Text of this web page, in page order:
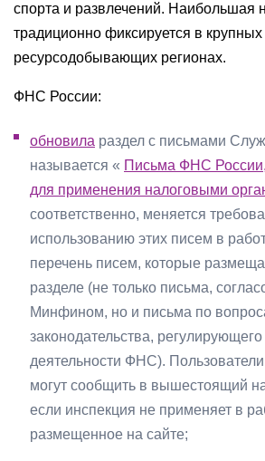
спорта и развлечений. Наибольшая
традиционно фиксируется в крупных
ресурсодобывающих регионах.
ФНС России:
обновила раздел с письмами
называется « Письма ФНС
для применения налоговыми
соответственно, меняется
использованию этих писем в
перечень писем, которые
разделе (не только письма,
Минфином, но и письма по
законодательства,
деятельности ФНС).
могут сообщить в вышестоящий
если инспекция не применяет в
размещенное на сайте;